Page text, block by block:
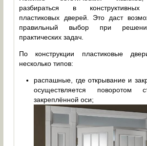
разбираться в конструктивных
пластиковых дверей. Это даст
правильный выбор при
практических задач.
По конструкции пластиковые
несколько типов:
распашные, где открывание и
осуществляется поворотом
закреплённой оси;